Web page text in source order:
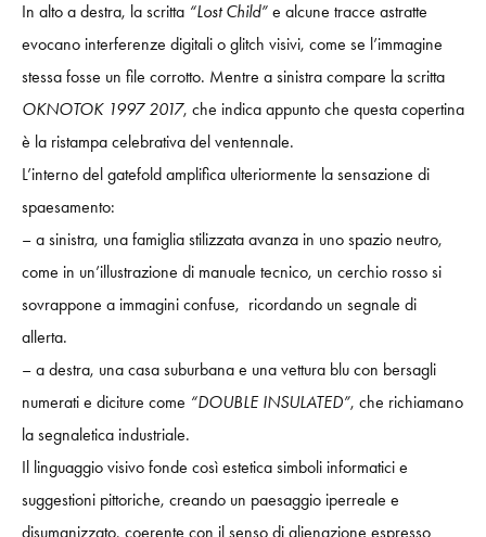
In alto a destra, la scritta “Lost Child” e alcune tracce astratte
evocano interferenze digitali o glitch visivi, come se l’immagine
stessa fosse un file corrotto. Mentre a sinistra compare la scritta
OKNOTOK 1997 2017, che indica appunto che questa copertina
è la ristampa celebrativa del ventennale.
L’interno del gatefold amplifica ulteriormente la sensazione di
spaesamento:
– a sinistra, una famiglia stilizzata avanza in uno spazio neutro,
come in un’illustrazione di manuale tecnico, un cerchio rosso si
sovrappone a immagini confuse, ricordando un segnale di
allerta.
– a destra, una casa suburbana e una vettura blu con bersagli
numerati e diciture come “DOUBLE INSULATED”, che richiamano
la segnaletica industriale.
Il linguaggio visivo fonde così estetica simboli informatici e
suggestioni pittoriche, creando un paesaggio iperreale e
disumanizzato, coerente con il senso di alienazione espresso